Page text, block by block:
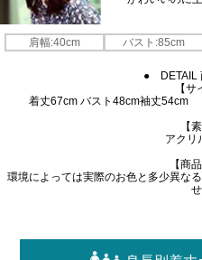
肩幅:40cm バスト:85cm
● DETAIL
【サ
着丈67cm バスト48cm袖丈
【
アクリ
【商
環境によっては実際のお色と多少異な
せ